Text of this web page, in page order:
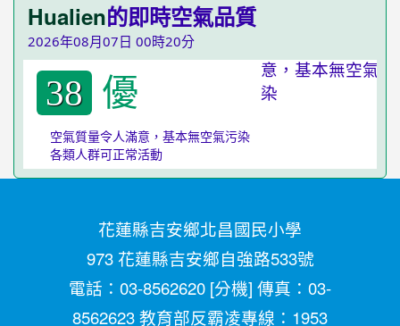
Hualien的即時空氣品質
2026年08月07日 00時20分
38 優
空氣質量令人滿意，基本無空氣污染
各類人群可正常活動
花蓮縣吉安鄉北昌國民小學
973 花蓮縣吉安鄉自強路533號
電話：03-8562620 [分機] 傳真：03-
8562623 教育部反霸凌專線：1953